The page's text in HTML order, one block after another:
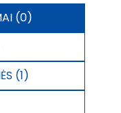
(0)
(1)